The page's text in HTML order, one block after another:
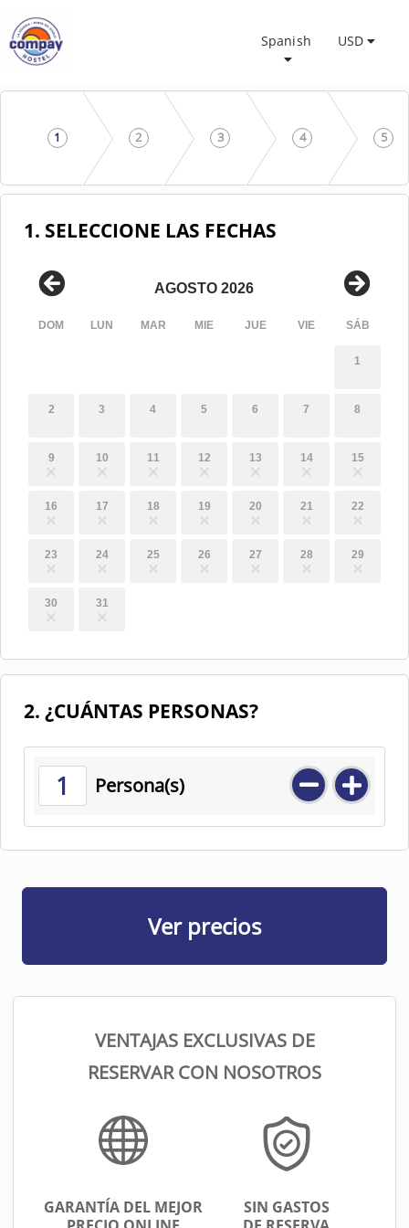
Spanish USD
1 2 3 4 5
1. SELECCIONE LAS FECHAS
AGOSTO 2026
DOM LUN MAR MIE JUE VIE SÁB
1
2 3 4 5 6 7 8
9 10 11 12 13 14 15
16 17 18 19 20 21 22
23 24 25 26 27 28 29
30 31
2. ¿CUÁNTAS PERSONAS?
1 Persona(s)
Ver precios
VENTAJAS EXCLUSIVAS DE
RESERVAR CON NOSOTROS
GARANTÍA DEL MEJOR
SIN GASTOS